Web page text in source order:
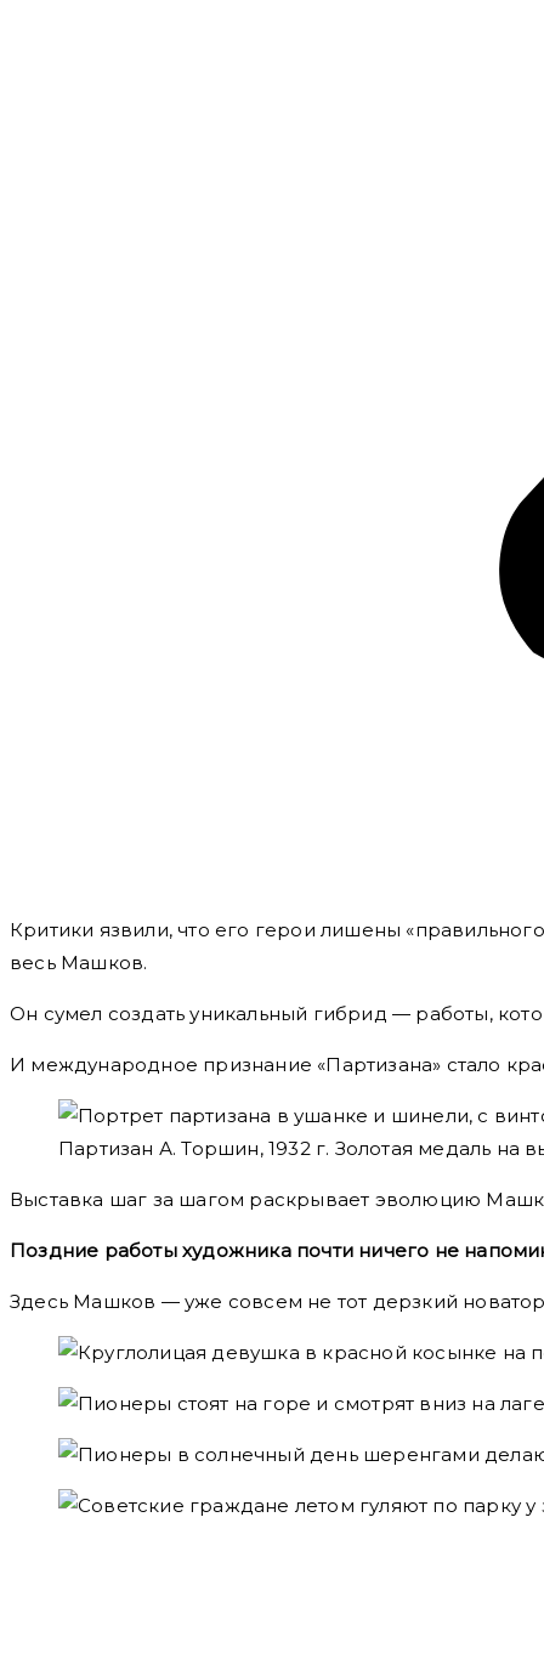
Критики язвили, что его герои лишены
весь Машков.
Он сумел создать уникальный гибрид — работы,
И международное признание «Партизана» стало
Партизан А. Торшин, 1932 г. Золотая медаль на
Выставка шаг за шагом раскрывает эволюцию
Поздние работы художника почти ничего не
Здесь Машков — уже совсем не тот дерзкий